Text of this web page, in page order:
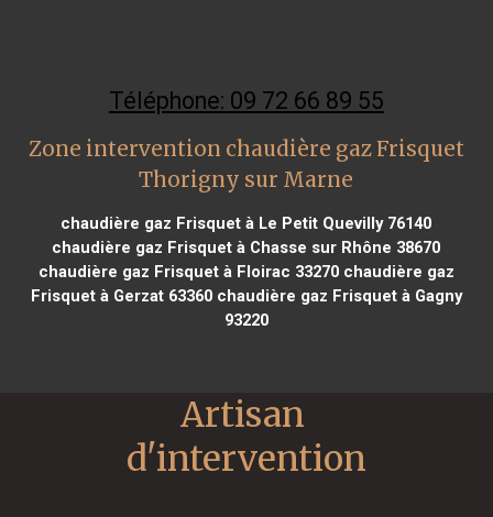
Téléphone: 09 72 66 89 55
Zone intervention chaudière gaz Frisquet
Thorigny sur Marne
chaudière gaz Frisquet à Le Petit Quevilly 76140
chaudière gaz Frisquet à Chasse sur Rhône 38670
chaudière gaz Frisquet à Floirac 33270chaudière gaz
Frisquet à Gerzat 63360chaudière gaz Frisquet à Gagny
93220
Artisan
d'intervention